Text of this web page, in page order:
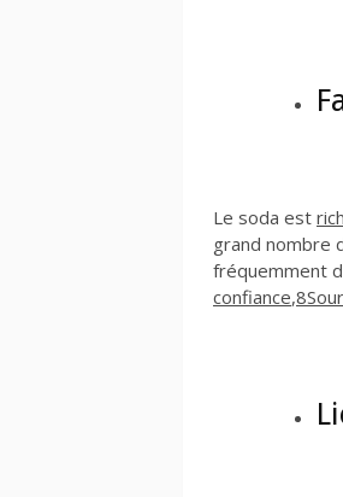
Le soda est
grand nombre
fréquemment
confiance,8